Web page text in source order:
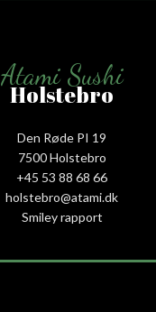
Atami Sushi
Holstebro
Den Røde PI 19
7500 Holstebro
+45 53 88 68 66
holstebro@atami.dk
Smiley rapport